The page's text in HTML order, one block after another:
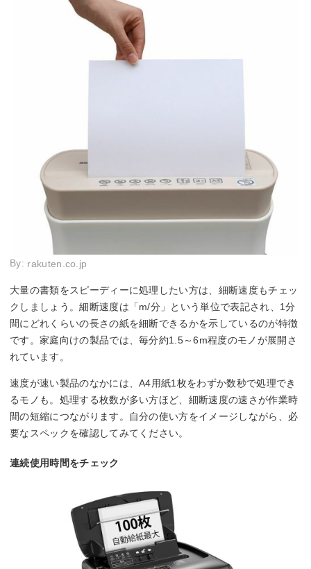
By: rakuten.co.jp
大量の書類をスピーディーに処理したい方は、細断速度もチェッ
クしましょう。細断速度は「m/分」という単位で表記され、1分
間にどれくらいの長さの紙を細断できるかを示しているのが特徴
です。家庭向けの製品では、毎分約1.5～6m程度のモノが展開さ
れています。
速度が速い製品のなかには、A4用紙1枚をわずか数秒で処理でき
るモノも。処理する枚数が多い方ほど、細断速度の速さが作業時
間の短縮につながります。自分の使い方をイメージしながら、必
要なスペックを確認してみてください。
連続使用時間をチェック